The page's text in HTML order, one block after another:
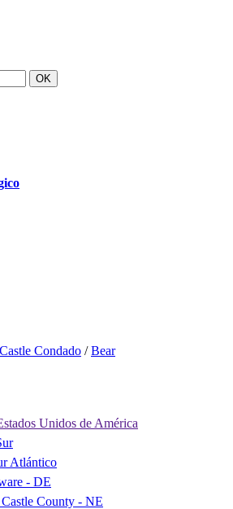
Condado /Bear
Unidos de América
Atlántico
- DE
County - NE